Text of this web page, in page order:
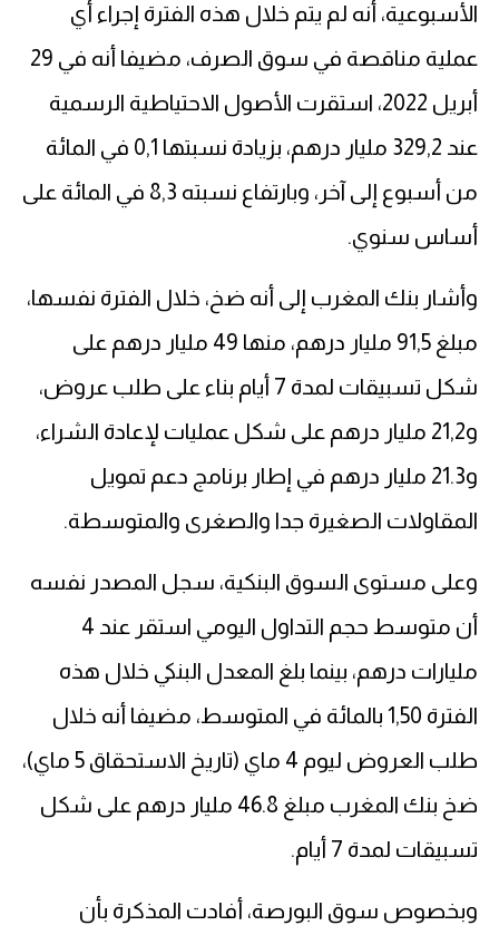
الأسبوعية، أنه لم يتم خلال هذه الفترة إجراء أي
عملية مناقصة في سوق الصرف، مضيفا أنه في 29
أبريل 2022، استقرت الأصول الاحتياطية الرسمية
عند 329,2 مليار درهم، بزيادة نسبتها 0,1 في المائة
من أسبوع إلى آخر، وبارتفاع نسبته 8,3 في المائة على
أساس سنوي.
وأشار بنك المغرب إلى أنه ضخ، خلال الفترة نفسها،
مبلغ 91,5 مليار درهم، منها 49 مليار درهم على
شكل تسبيقات لمدة 7 أيام بناء على طلب عروض،
و21,2 مليار درهم على شكل عمليات لإعادة الشراء،
و21.3 مليار درهم في إطار برنامج دعم تمويل
المقاولات الصغيرة جدا والصغرى والمتوسطة.
وعلى مستوى السوق البنكية، سجل المصدر نفسه
أن متوسط حجم التداول اليومي استقر عند 4
مليارات درهم، بينما بلغ المعدل البنكي خلال هذه
الفترة 1,50 بالمائة في المتوسط، مضيفا أنه خلال
طلب العروض ليوم 4 ماي (تاريخ الاستحقاق 5 ماي)،
ضخ بنك المغرب مبلغ 46.8 مليار درهم على شكل
تسبيقات لمدة 7 أيام.
وبخصوص سوق البورصة، أفادت المذكرة بأن